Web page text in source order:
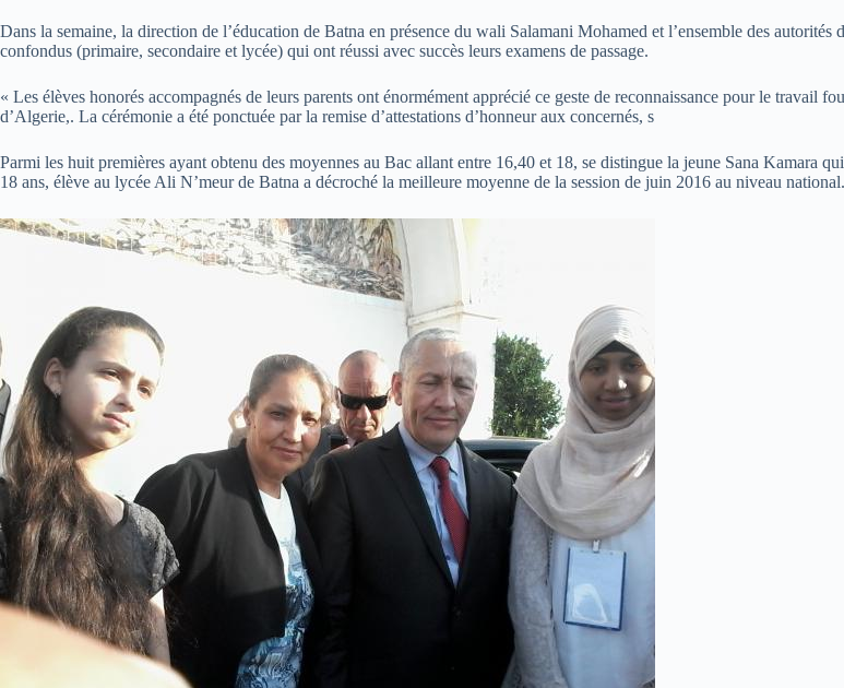
Dans la semaine, la direction de l’éducation de Batna en présence du wali Salamani Mohamed et l’ensemble des
confondus (primaire, secondaire et lycée) qui ont réussi avec succès leurs examens de passage.
« Les élèves honorés accompagnés de leurs parents ont énormément apprécié ce geste de reconnaissance pour le travail
d’Algerie,. La cérémonie a été ponctuée par la remise d’attestations d’honneur aux concernés, s
Parmi les huit premières ayant obtenu des moyennes au Bac allant entre 16,40 et 18, se distingue la jeune Sana Kamara
18 ans, élève au lycée Ali N’meur de Batna a décroché la meilleure moyenne de la session de juin 2016 au niveau national.